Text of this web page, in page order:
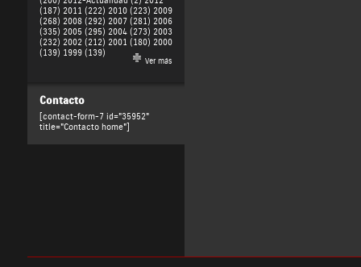
(187) 2011 (222) 2010 (223) 2009
(268) 2008 (292) 2007 (281) 2006
(335) 2005 (295) 2004 (273) 2003
(232) 2002 (212) 2001 (180) 2000
(139) 1999 (139)
Ver más
Contacto
[contact-form-7 id="35952"
title="Contacto home"]